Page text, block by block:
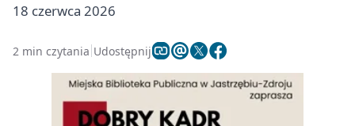
18 czerwca 2026
2 min czytania Udostępnij